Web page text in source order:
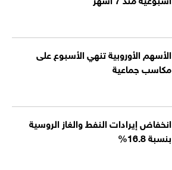
الأسهم الأوروبية تنهي الأسبوع على
مكاسب جماعية
انخفاض إيرادات النفط والغاز الروسية
بنسبة 16.8%